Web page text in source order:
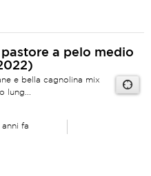
pastore a pelo medio
e bella cagnolina mix
lung...
anni fa